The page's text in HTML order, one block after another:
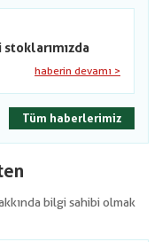
haberin devamı >
Tüm haberlerimiz
bilgi sahibi olmak